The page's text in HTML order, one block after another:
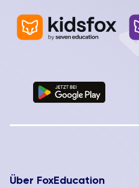
Über FoxEducation